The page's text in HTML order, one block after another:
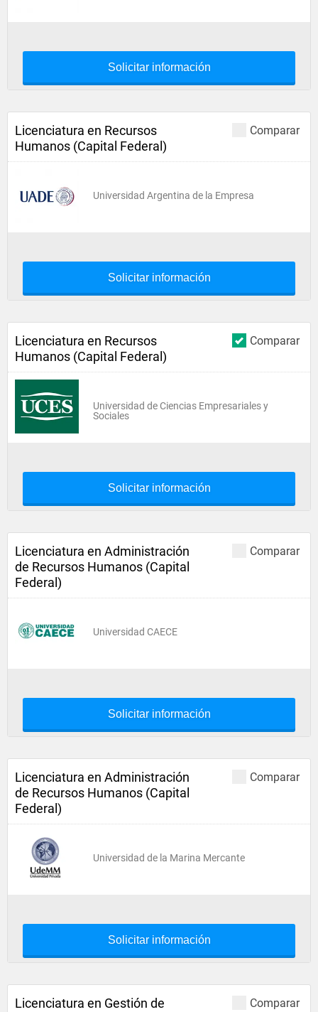
Solicitar información
Comparar
Licenciatura en Recursos
Humanos (Capital Federal)
Universidad Argentina de la Empresa
Solicitar información
Comparar
Licenciatura en Recursos
Humanos (Capital Federal)
Universidad de Ciencias Empresariales y
Sociales
Solicitar información
Comparar
Licenciatura en Administración
de Recursos Humanos (Capital
Federal)
Universidad CAECE
Solicitar información
Comparar
Licenciatura en Administración
de Recursos Humanos (Capital
Federal)
Universidad de la Marina Mercante
Solicitar información
Comparar
Licenciatura en Gestión de